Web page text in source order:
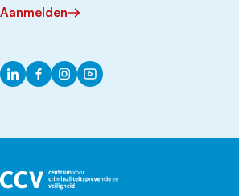
Aanmelden
LinkedInFacebook
InstagramYouTube